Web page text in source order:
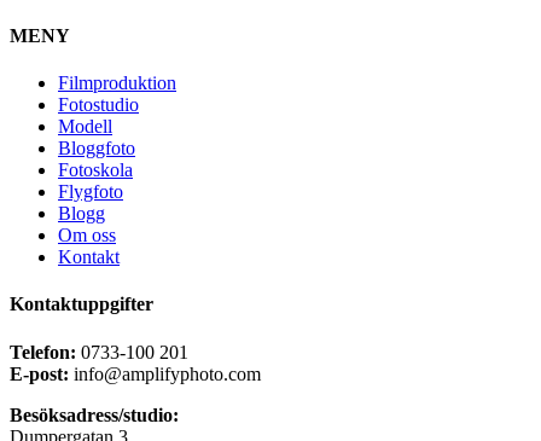
MENY
Filmproduktion
Fotostudio
Modell
Bloggfoto
Fotoskola
Flygfoto
Blogg
Om oss
Kontakt
Kontaktuppgifter
Telefon: 0733-100 201
E-post: info@amplifyphoto.com
Besöksadress/studio:
Dumpergatan 3